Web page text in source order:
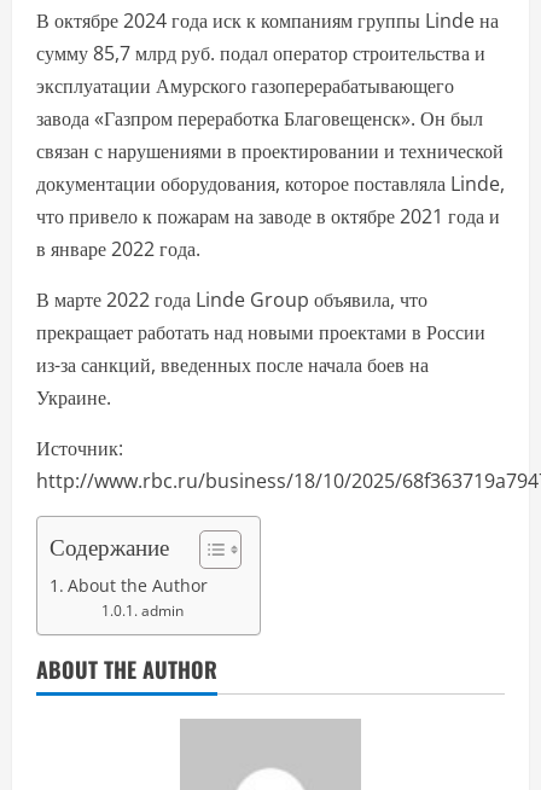
В октябре 2024 года иск к компаниям группы Linde на
сумму 85,7 млрд руб. подал оператор строительства и
эксплуатации Амурского газоперерабатывающего
завода «Газпром переработка Благовещенск». Он был
связан с нарушениями в проектировании и технической
документации оборудования, которое поставляла Linde,
что привело к пожарам на заводе в октябре 2021 года и
в январе 2022 года.
В марте 2022 года Linde Group объявила, что
прекращает работать над новыми проектами в России
из-за санкций, введенных после начала боев на
Украине.
Источник:
http://www.rbc.ru/business/18/10/2025/
Содержание
About the Author
admin
ABOUT THE AUTHOR